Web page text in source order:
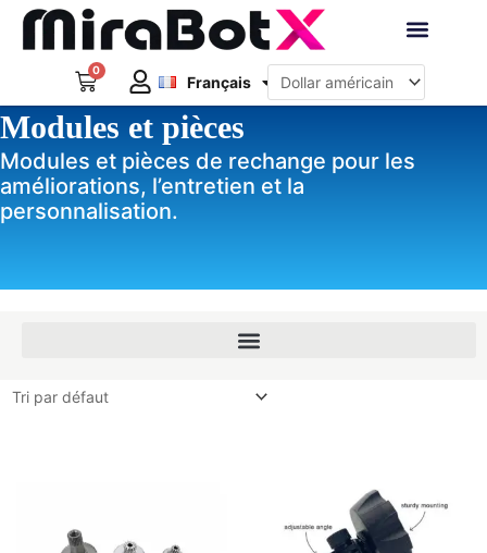
Aller
0
Panier Français
Deutsch
日本語
Modules et pièces
Modules et pièces de rechange pour les
améliorations, l’entretien et la
personnalisation.